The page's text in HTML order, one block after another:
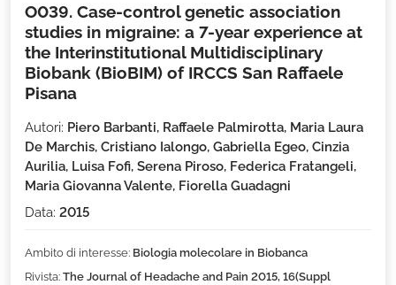
O039. Case-control genetic association
studies in migraine: a 7-year experience at
the Interinstitutional Multidisciplinary
Biobank (BioBIM) of IRCCS San Raffaele
Pisana
Autori: Piero Barbanti, Raffaele Palmirotta, Maria Laura
De Marchis, Cristiano Ialongo, Gabriella Egeo, Cinzia
Aurilia, Luisa Fofi, Serena Piroso, Federica Fratangeli,
Maria Giovanna Valente, Fiorella Guadagni
Data: 2015
Ambito di interesse: Biologia molecolare in Biobanca
Rivista: The Journal of Headache and Pain 2015, 16(Suppl